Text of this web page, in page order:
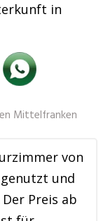
in
Mittelfranken
von
und
Preis ab